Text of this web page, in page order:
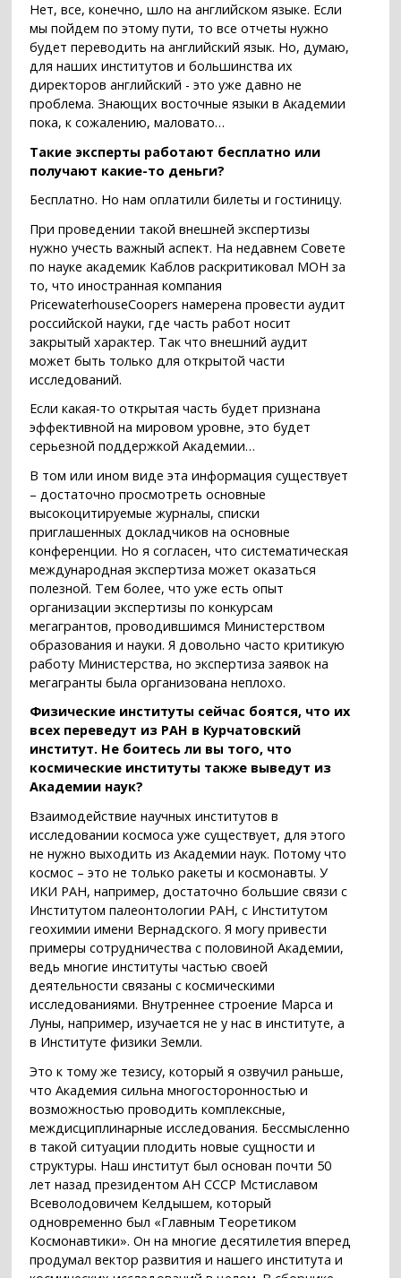
Нет, все, конечно, шло на английском языке. Если
мы пойдем по этому пути, то все отчеты нужно
будет переводить на английский язык. Но, думаю,
для наших институтов и большинства их
директоров английский - это уже давно не
проблема. Знающих восточные языки в Академии
пока, к сожалению, маловато…
Такие эксперты работают бесплатно или
получают какие-то деньги?
Бесплатно. Но нам оплатили билеты и гостиницу.
При проведении такой внешней экспертизы
нужно учесть важный аспект. На недавнем Совете
по науке академик Каблов раскритиковал МОН за
то, что иностранная компания
PricewaterhouseCoopers намерена провести аудит
российской науки, где часть работ носит
закрытый характер. Так что внешний аудит
может быть только для открытой части
исследований.
Если какая-то открытая часть будет признана
эффективной на мировом уровне, это будет
серьезной поддержкой Академии…
В том или ином виде эта информация существует
– достаточно просмотреть основные
высокоцитируемые журналы, списки
приглашенных докладчиков на основные
конференции. Но я согласен, что систематическая
международная экспертиза может оказаться
полезной. Тем более, что уже есть опыт
организации экспертизы по конкурсам
мегагрантов, проводившимся Министерством
образования и науки. Я довольно часто критикую
работу Министерства, но экспертиза заявок на
мегагранты была организована неплохо.
Физические институты сейчас боятся, что их
всех переведут из РАН в Курчатовский
институт. Не боитесь ли вы того, что
космические институты также выведут из
Академии наук?
Взаимодействие научных институтов в
исследовании космоса уже существует, для этого
не нужно выходить из Академии наук. Потому что
космос – это не только ракеты и космонавты. У
ИКИ РАН, например, достаточно большие связи с
Институтом палеонтологии РАН, с Институтом
геохимии имени Вернадского. Я могу привести
примеры сотрудничества с половиной Академии,
ведь многие институты частью своей
деятельности связаны с космическими
исследованиями. Внутреннее строение Марса и
Луны, например, изучается не у нас в институте, а
в Институте физики Земли.
Это к тому же тезису, который я озвучил раньше,
что Академия сильна многосторонностью и
возможностью проводить комплексные,
междисциплинарные исследования. Бессмысленно
в такой ситуации плодить новые сущности и
структуры. Наш институт был основан почти 50
лет назад президентом АН СССР Мстиславом
Всеволодовичем Келдышем, который
одновременно был «Главным Теоретиком
Космонавтики». Он на многие десятилетия вперед
продумал вектор развития и нашего института и